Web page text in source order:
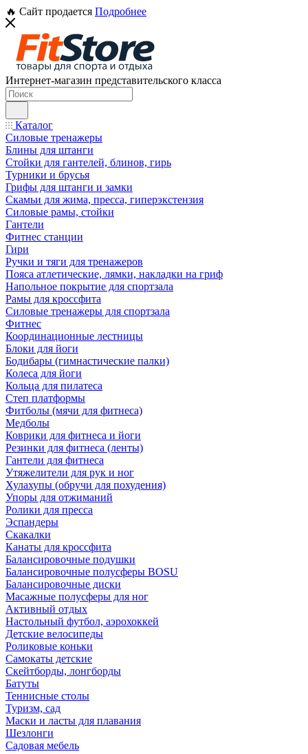
🔥 Сайт продается Подробнее
Интернет-магазин представительского класса
Каталог
Силовые тренажеры
Блины для штанги
Стойки для гантелей, блинов, гирь
Турники и брусья
Грифы для штанги и замки
Скамьи для жима, пресса, гиперэкстензия
Силовые рамы, стойки
Гантели
Фитнес станции
Гири
Ручки и тяги для тренажеров
Пояса атлетические, лямки, накладки на гриф
Напольное покрытие для спортзала
Рамы для кроссфита
Силовые тренажеры для спортзала
Фитнес
Координационные лестницы
Блоки для йоги
Бодибары (гимнастические палки)
Колеса для йоги
Кольца для пилатеса
Степ платформы
Фитболы (мячи для фитнеса)
Медболы
Коврики для фитнеса и йоги
Резинки для фитнеса (ленты)
Гантели для фитнеса
Утяжелители для рук и ног
Хулахупы (обручи для похудения)
Упоры для отжиманий
Ролики для пресса
Эспандеры
Скакалки
Канаты для кроссфита
Балансировочные подушки
Балансировочные полусферы BOSU
Балансировочные диски
Масажные полусферы для ног
Активный отдых
Настольный футбол, аэрохоккей
Детские велосипеды
Роликовые коньки
Самокаты детские
Скейтборды, лонгборды
Батуты
Теннисные столы
Туризм, сад
Маски и ласты для плавания
Шезлонги
Садовая мебель